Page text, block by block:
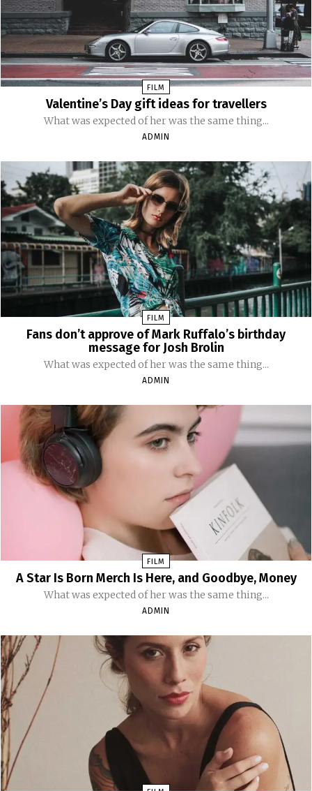
FILM
Valentine’s Day gift ideas for travellers
What was expected of her was the same thing...
ADMIN
FILM
Fans don’t approve of Mark Ruffalo’s birthday
message for Josh Brolin
What was expected of her was the same thing...
ADMIN
FILM
A Star Is Born Merch Is Here, and Goodbye, Money
What was expected of her was the same thing...
ADMIN